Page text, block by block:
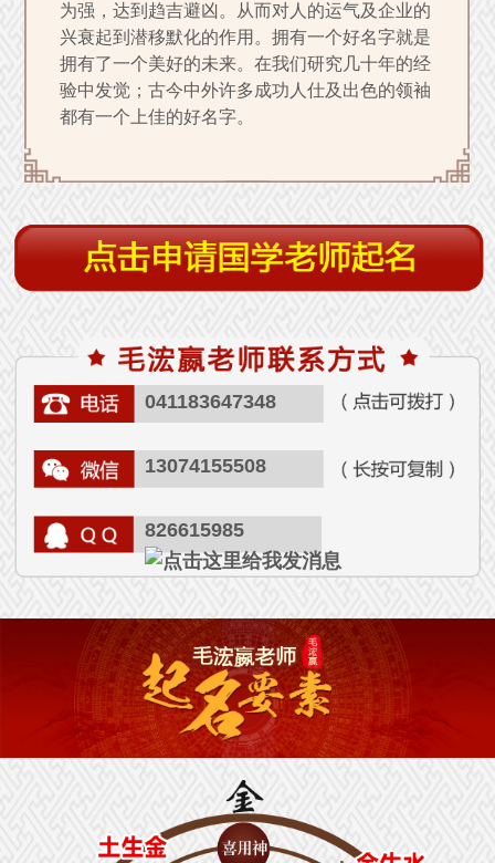
为强，达到趋吉避凶。从而对人的运气及企业的
兴衰起到潜移默化的作用。拥有一个好名字就是
拥有了一个美好的未来。在我们研究几十年的经
验中发觉；古今中外许多成功人仕及出色的领袖
都有一个上佳的好名字。
041183647348
13074155508
826615985